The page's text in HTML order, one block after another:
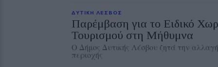
ΔΥΤΙΚΗ ΛΕΣΒΟΣ
Παρέμβαση για το Ειδικό
Τουρισμού στη Μήθυμνα
Ο Δήμος Δυτικής Λέσβου ζητά την
περιοχής